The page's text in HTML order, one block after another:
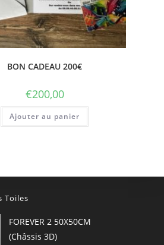
BON CADEAU 200€
€200,00
Ajouter au panier
Toiles
FOREVER 2 50X50CM
(Châssis 3D)